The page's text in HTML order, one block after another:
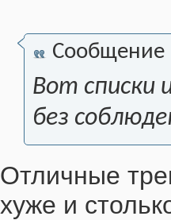
Сообщение
Вот списки
без
Отличные
хуже и